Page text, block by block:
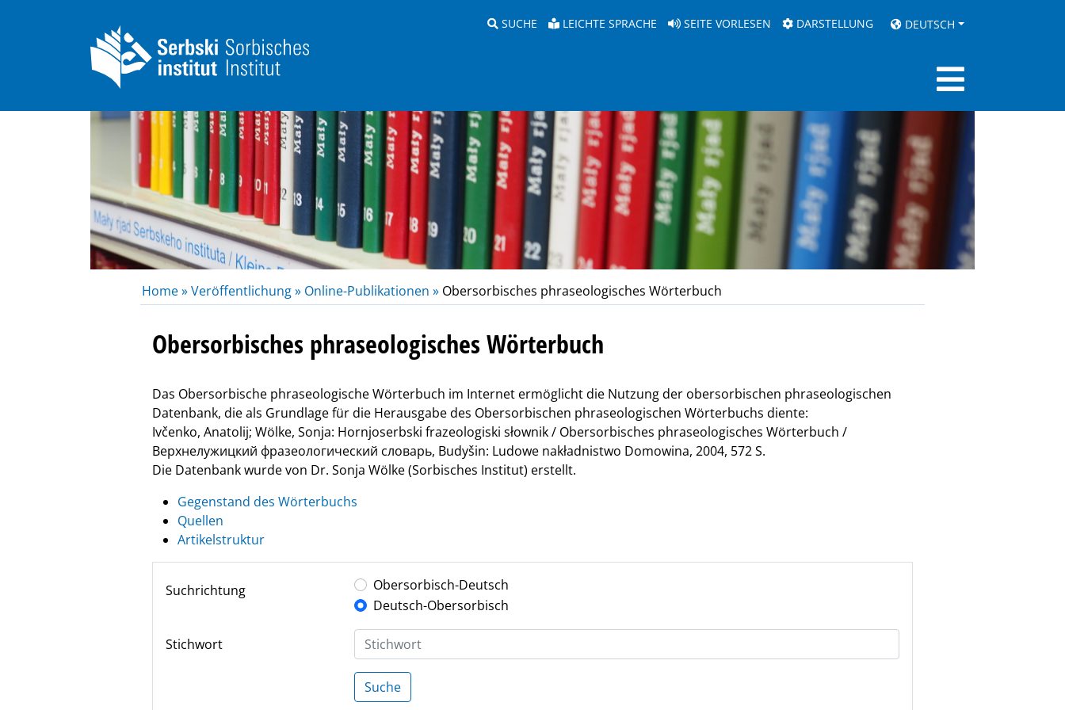
SUCHE LEICHTE SPRACHE SEITE VORLESEN DARSTELLUNG DEUTSCH
Home »Veröffentlichung » Online-Publikationen » Obersorbisches phraseologisches Wörterbuch
Obersorbisches phraseologisches Wörterbuch
Das Obersorbische phraseologische Wörterbuch im Internet ermöglicht die Nutzung der obersorbischen phraseologischen
Datenbank, die als Grundlage für die Herausgabe des Obersorbischen phraseologischen Wörterbuchs diente:
Ivčenko, Anatolij; Wölke, Sonja: Hornjoserbski frazeologiski słownik / Obersorbisches phraseologisches Wörterbuch /
Верхнелужицкий фразеологический словарь, Budyšin: Ludowe nakładnistwo Domowina, 2004, 572 S.
Die Datenbank wurde von Dr. Sonja Wölke (Sorbisches Institut) erstellt.
Gegenstand des Wörterbuchs
Quellen
Artikelstruktur
Suchrichtung
Obersorbisch-Deutsch
Deutsch-Obersorbisch
Stichwort
Suche